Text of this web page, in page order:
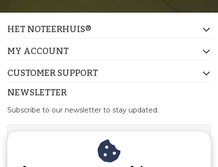
HET NOTEERHUIS®
MY ACCOUNT
CUSTOMER SUPPORT
NEWSLETTER
Subscribe to our newsletter to stay updated.